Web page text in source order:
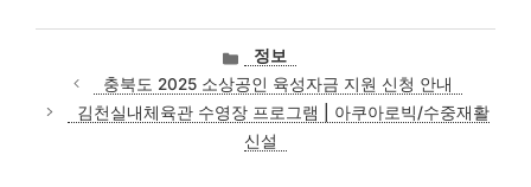
카
테
고
리
정보
충북도 2025 소상공인 육성자금 지원 신청 안내
김천실내체육관 수영장 프로그램 | 아쿠아로빅/수중재활
신설